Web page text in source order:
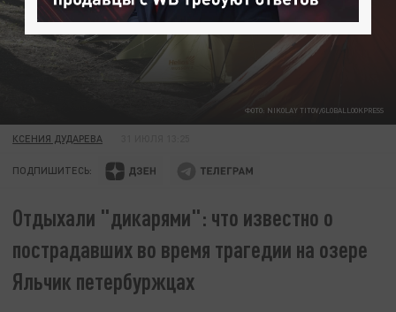
ФОТО: NIKOLAY TITOV/GLOBALLOOKPRESS
КСЕНИЯ ДУДАРЕВА
ПОДПИШИТЕСЬ:
Отдыхали "дикарями": что известно о
пострадавших во время трагедии на озере
Яльчик петербуржцах